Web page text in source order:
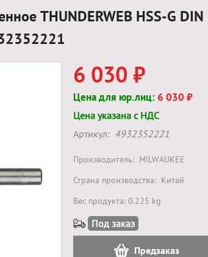
THUNDERWEB HSS-G DIN
6 030 ₽
Цена для юр.лиц: 6 030 ₽
Цена указана с НДС
Артикул: 4932352221
Производитель: MILWAUKEE
Страна производства: Китай
Вес продукта: 0.225 kg
Под заказ
Предзаказ